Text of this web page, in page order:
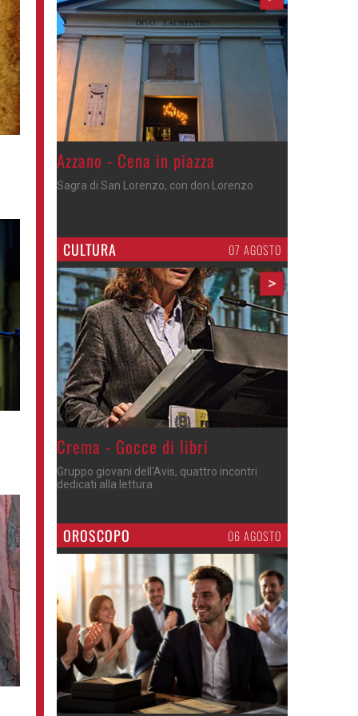
Gli appuntamenti fino a sabato
Cosa fare questi giorni nel Cremasco
CULTURA 07 AGOSTO
>
Crema - Gocce di libri
Gruppo giovani dell'Avis, quattro incontri
dedicati alla lettura
OROSCOPO 06 AGOSTO